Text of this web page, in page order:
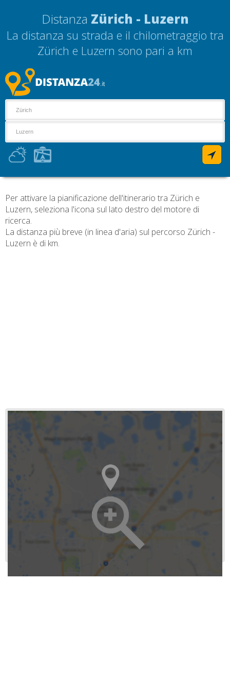
Distanza Zürich - Luzern
La distanza su strada e il chilometraggio tra
Zürich e Luzern sono pari a km
Per attivare la pianificazione dell'itinerario tra Zürich e
Luzern, seleziona l'icona sul lato destro del motore di
ricerca.
La distanza più breve (in linea d'aria) sul percorso Zürich -
Luzern è di km.